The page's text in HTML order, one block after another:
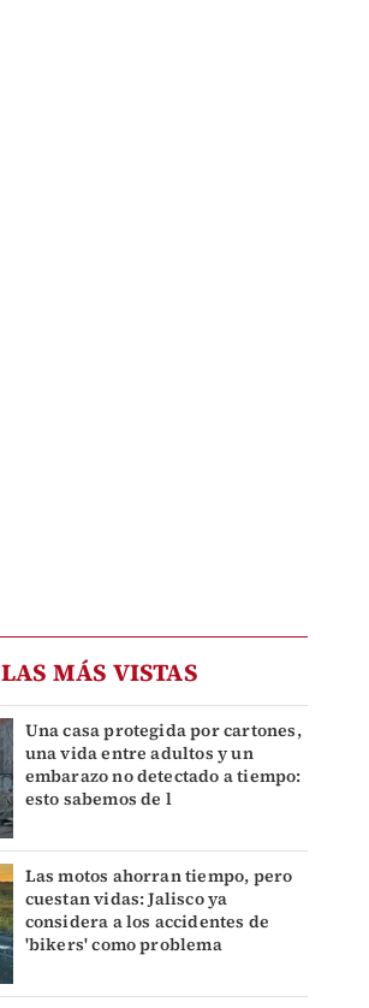
LAS MÁS VISTAS
Una casa protegida por cartones,
una vida entre adultos y un
embarazo no detectado a tiempo:
esto sabemos de l
Las motos ahorran tiempo, pero
cuestan vidas: Jalisco ya
considera a los accidentes de
'bikers' como problema